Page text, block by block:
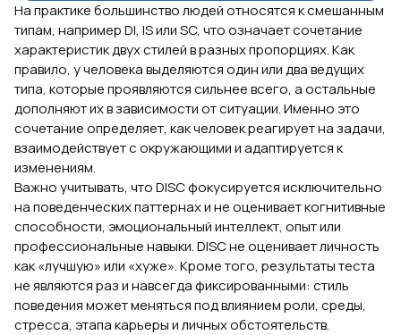
На практике большинство людей относятся к смешанным
типам, например DI, IS или SC, что означает сочетание
характеристик двух стилей в разных пропорциях. Как
правило, у человека выделяются один или два ведущих
типа, которые проявляются сильнее всего, а остальные
дополняют их в зависимости от ситуации. Именно это
сочетание определяет, как человек реагирует на задачи,
взаимодействует с окружающими и адаптируется к
изменениям.
Важно учитывать, что DISC фокусируется исключительно
на поведенческих паттернах и не оценивает когнитивные
способности, эмоциональный интеллект, опыт или
профессиональные навыки. DISC не оценивает личность
как «лучшую» или «хуже». Кроме того, результаты теста
не являются раз и навсегда фиксированными: стиль
поведения может меняться под влиянием роли, среды,
стресса, этапа карьеры и личных обстоятельств.